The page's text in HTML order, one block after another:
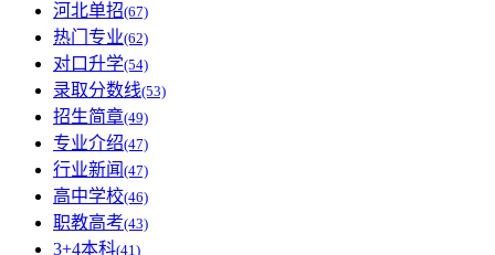
河北单招(67)
热门专业(62)
对口升学(54)
录取分数线(53)
招生简章(49)
专业介绍(47)
行业新闻 (47)
高中学校(46)
职教高考(43)
3+4本科(41)